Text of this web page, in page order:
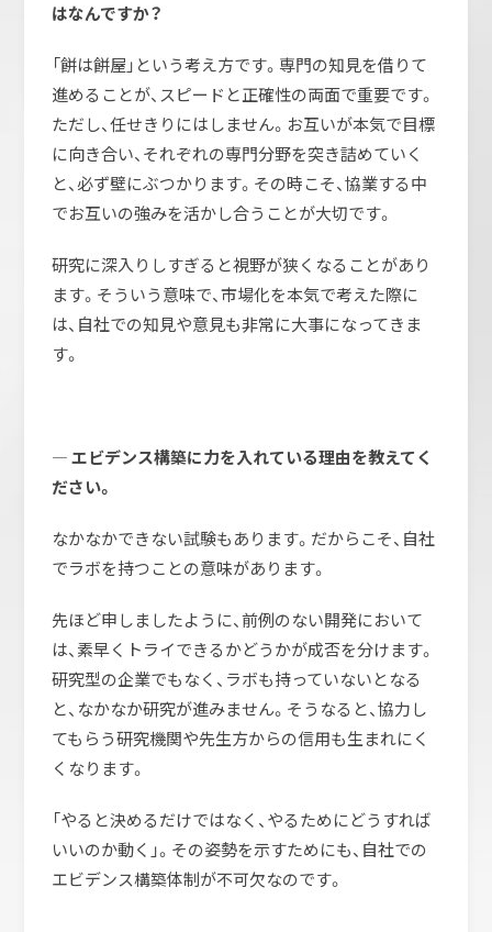
はなんですか？
「餅は餅屋」という考え方です。専門の知見を借りて
進めることが、スピードと正確性の両面で重要です。
ただし、任せきりにはしません。お互いが本気で目標
に向き合い、それぞれの専門分野を突き詰めていく
と、必ず壁にぶつかります。その時こそ、協業する中
でお互いの強みを活かし合うことが大切です。
研究に深入りしすぎると視野が狭くなることがあり
ます。そういう意味で、市場化を本気で考えた際に
は、自社での知見や意見も非常に大事になってきま
す。
― エビデンス構築に力を入れている理由を教えてく
ださい。
なかなかできない試験もあります。だからこそ、自社
でラボを持つことの意味があります。
先ほど申しましたように、前例のない開発において
は、素早くトライできるかどうかが成否を分けます。
研究型の企業でもなく、ラボも持っていないとなる
と、なかなか研究が進みません。そうなると、協力し
てもらう研究機関や先生方からの信用も生まれにく
くなります。
「やると決めるだけではなく、やるためにどうすれば
いいのか動く」。その姿勢を示すためにも、自社での
エビデンス構築体制が不可欠なのです。